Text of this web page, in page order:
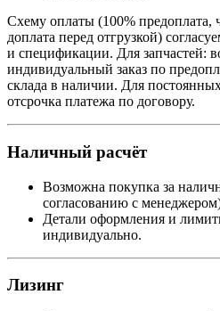
Схему оплаты (100% предоплата,
доплата перед отгрузкой)
и спецификации. Для запчастей:
индивидуальный заказ по
склада в наличии. Для
отсрочка платежа по договору.
Наличный расчёт
Возможна покупка за
согласованию с
Детали оформления и
индивидуально.
Лизинг